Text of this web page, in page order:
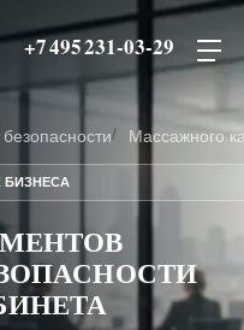
+7 495 231-03-29
Массажного
БИЗНЕСА